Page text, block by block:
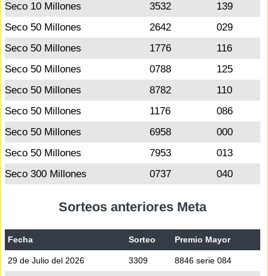
Seco 10 Millones
3532
139
Seco 50 Millones
2642
029
Seco 50 Millones
1776
116
Seco 50 Millones
0788
125
Seco 50 Millones
8782
110
Seco 50 Millones
1176
086
Seco 50 Millones
6958
000
Seco 50 Millones
7953
013
Seco 300 Millones
0737 040
Sorteos anteriores Meta
Fecha Sorteo Premio Mayor
29 de Julio del 2026 3309 8846 serie 084